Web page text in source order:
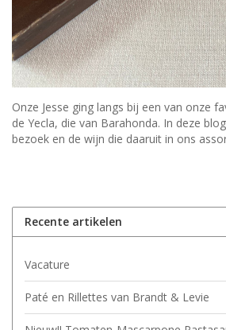
Onze Jesse ging langs bij een van onze
de Yecla, die van Barahonda. In deze
bezoek en de wijn die daaruit in ons
Recente artikelen
Vacature
Paté en Rillettes van Brandt & Levie